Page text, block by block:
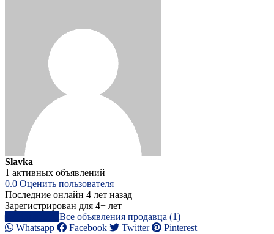
Slavka
1 активных объявлений
0.0 Оценить пользователя
Последние онлайн 4 лет назад
Зарегистрирован для 4+ лет
Все объявления продавца (1)
Whatsapp
Facebook Twitter Pinterest